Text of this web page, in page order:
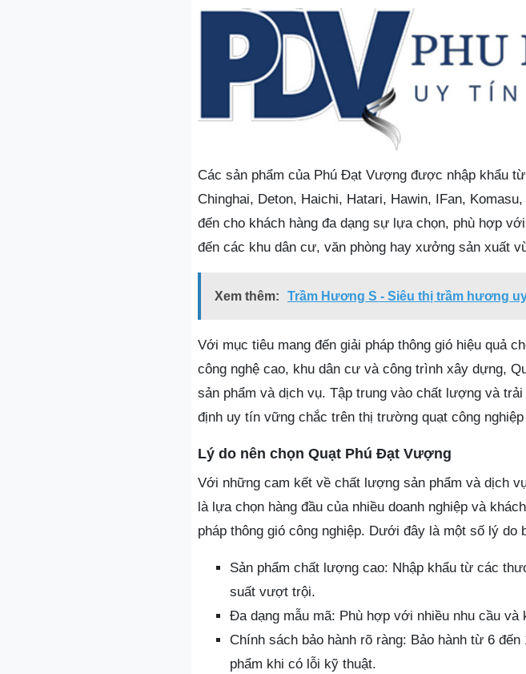
Các sản phẩm của Phú Đạt Vượng được nhập khẩu
Chinghai, Deton, Haichi, Hatari, Hawin, IFan,
đến cho khách hàng đa dạng sự lựa chọn, phù hợp
đến các khu dân cư, văn phòng hay xưởng sản xuất
Xem thêm: Trầm Hương S - Siêu thị trầm hương
Với mục tiêu mang đến giải pháp thông gió hiệu quả
công nghệ cao, khu dân cư và công trình xây dựng,
sản phẩm và dịch vụ. Tập trung vào chất lượng và
định uy tín vững chắc trên thị trường quạt công
Lý do nên chọn Quạt Phú Đạt Vượng
Với những cam kết về chất lượng sản phẩm và dịch
là lựa chọn hàng đầu của nhiều doanh nghiệp và
pháp thông gió công nghiệp. Dưới đây là một số lý do
Sản phẩm chất lượng cao: Nhập khẩu từ các
suất vượt trội.
Đa dạng mẫu mã: Phù hợp với nhiều nhu cầu và
Chính sách bảo hành rõ ràng: Bảo hành từ 6
phẩm khi có lỗi kỹ thuật.